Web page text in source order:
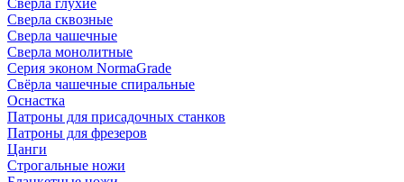
Сверла глухие
Сверла сквозные
Сверла чашечные
Сверла монолитные
Серия эконом NormaGrade
Свёрла чашечные спиральные
Оснастка
Патроны для присадочных станков
Патроны для фрезеров
Цанги
Строгальные ножи